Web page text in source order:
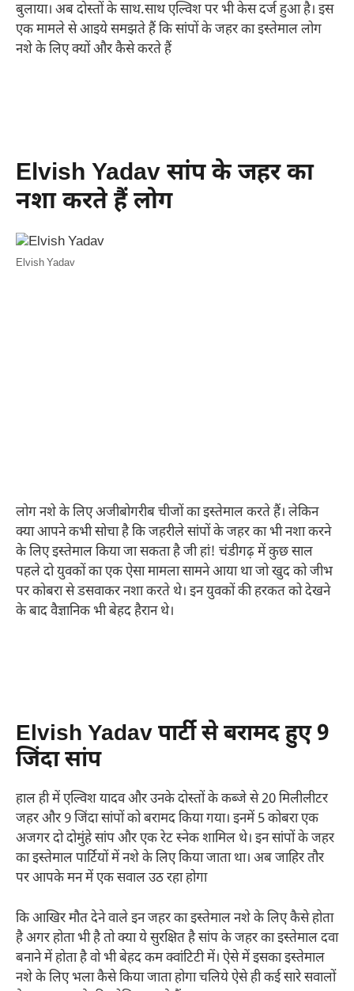
बुलाया। अब दोस्तों के साथ.साथ एल्विश पर भी केस दर्ज हुआ है। इस
एक मामले से आइये समझते हैं कि सांपों के जहर का इस्तेमाल लोग
नशे के लिए क्यों और कैसे करते हैं
Elvish Yadav सांप के जहर का
नशा करते हैं लोग
Elvish Yadav
लोग नशे के लिए अजीबोगरीब चीजों का इस्तेमाल करते हैं। लेकिन
क्या आपने कभी सोचा है कि जहरीले सांपों के जहर का भी नशा करने
के लिए इस्तेमाल किया जा सकता है जी हां! चंडीगढ़ में कुछ साल
पहले दो युवकों का एक ऐसा मामला सामने आया था जो खुद को जीभ
पर कोबरा से डसवाकर नशा करते थे। इन युवकों की हरकत को देखने
के बाद वैज्ञानिक भी बेहद हैरान थे।
Elvish Yadav पार्टी से बरामद हुए 9
जिंदा सांप
हाल ही में एल्विश यादव और उनके दोस्तों के कब्जे से 20 मिलीलीटर
जहर और 9 जिंदा सांपों को बरामद किया गया। इनमें 5 कोबरा एक
अजगर दो दोमुंहे सांप और एक रेट स्नेक शामिल थे। इन सांपों के जहर
का इस्तेमाल पार्टियों में नशे के लिए किया जाता था। अब जाहिर तौर
पर आपके मन में एक सवाल उठ रहा होगा
कि आखिर मौत देने वाले इन जहर का इस्तेमाल नशे के लिए कैसे होता
है अगर होता भी है तो क्या ये सुरक्षित है सांप के जहर का इस्तेमाल दवा
बनाने में होता है वो भी बेहद कम क्वांटिटी में। ऐसे में इसका इस्तेमाल
नशे के लिए भला कैसे किया जाता होगा चलिये ऐसे ही कई सारे सवालों